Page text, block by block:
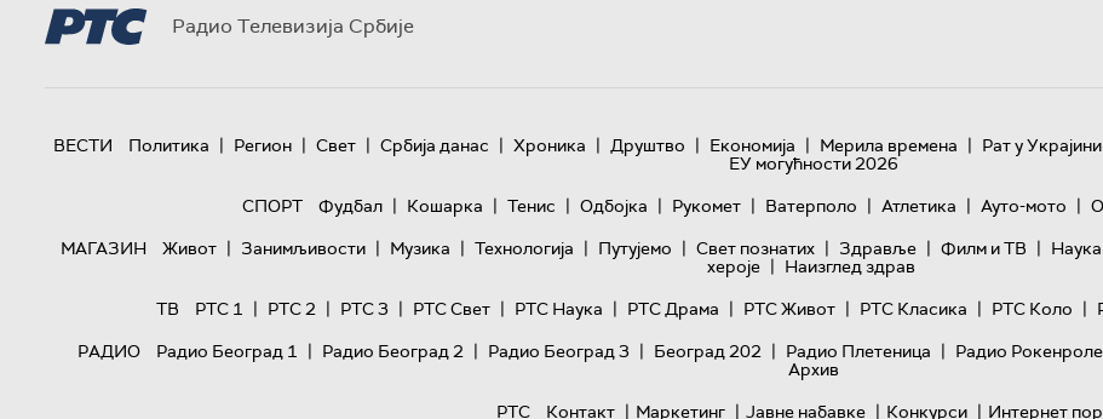
Радио Телевизија Србије
ВЕСТИ Политика | Регион | Свет | Србија данас | Хроника | Друштво | Економија | Мерила времена | Рат у Украјини
ЕУ могућности 2026
СПОРТ
Фудбал | Кошарка | Тенис | Одбојка | Рукомет | Ватерполо | Атлетика | Ауто-мото |
МАГАЗИН
Живот | Занимљивости | Музика | Технологијa | Путујемо | Свет познатих | Здравље | Филм и ТВ | Наука
хероје | Наизглед здрав
ТВ
РТС 1 | РТС 2 | РТС 3 | РТС Свет | РТС Наука | РТС Драма | РТС Живот | РТС Класика | РТС Коло |
РАДИО
Радио Београд 1 | Радио Београд 2 | Радио Београд 3 | Београд 202 | Радио Плетеница | Радио
Архив
РТС
Контакт | Маркетинг | Јавне набавке | Конкурси | Интернет